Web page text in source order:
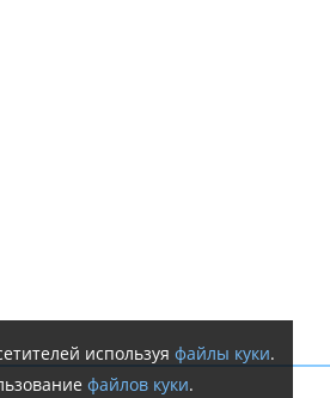
используя файлы куки.
файлов куки.